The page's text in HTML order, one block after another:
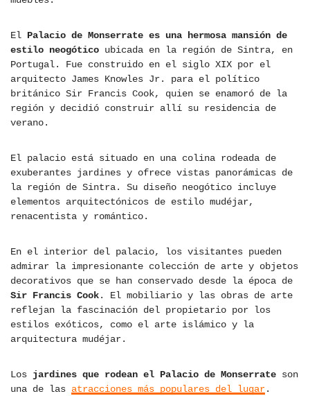
El Palacio de Monserrate es una hermosa mansión de
estilo neogótico ubicada en la región de Sintra, en
Portugal. Fue construido en el siglo XIX por el
arquitecto James Knowles Jr. para el político
británico Sir Francis Cook, quien se enamoró de la
región y decidió construir allí su residencia de
verano.
El palacio está situado en una colina rodeada de
exuberantes jardines y ofrece vistas panorámicas de
la región de Sintra. Su diseño neogótico incluye
elementos arquitectónicos de estilo mudéjar,
renacentista y romántico.
En el interior del palacio, los visitantes pueden
admirar la impresionante colección de arte y objetos
decorativos que se han conservado desde la época de
Sir Francis Cook. El mobiliario y las obras de arte
reflejan la fascinación del propietario por los
estilos exóticos, como el arte islámico y la
arquitectura mudéjar.
Los jardines que rodean el Palacio de Monserrate son
una de las atracciones más populares del lugar.